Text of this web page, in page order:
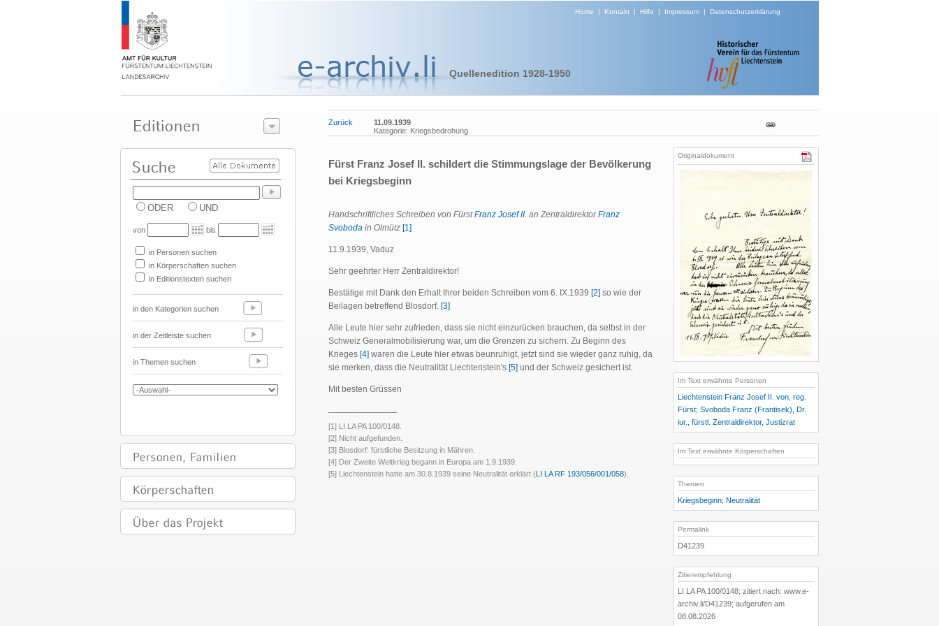
Home | Kontakt| Hilfe | Impressum| Datenschutzerklärung
Quellenedition 1928-1950
ODER UND
von bis
in Personen suchen
in Körperschaften suchen
in Editionstexten suchen
in den Kategorien suchen
in der Zeitleiste suchen
in Themen suchen
Zurück
11.09.1939
Kategorie: Kriegsbedrohung
Fürst Franz Josef II. schildert die Stimmungslage der Bevölkerung
bei Kriegsbeginn
Handschriftliches Schreiben von FürstFranz Josef II. an ZentraldirektorFranz
Svoboda in Olmütz [1]
11.9.1939, Vaduz
Sehr geehrter Herr Zentraldirektor!
Bestätige mit Dank den Erhalt Ihrer beiden Schreiben vom 6. IX.1939 [2] so wie der
Beilagen betreffend Blosdorf. [3]
Alle Leute hier sehr zufrieden, dass sie nicht einzurücken brauchen, da selbst in der
Schweiz Generalmobilisierung war, um die Grenzen zu sichern. Zu Beginn des
Krieges [4] waren die Leute hier etwas beunruhigt, jetzt sind sie wieder ganz ruhig, da
sie merken, dass die Neutralität Liechtenstein's [5] und der Schweiz gesichert ist.
Mit besten Grüssen
[1] LI LA PA 100/0148.
[2] Nicht aufgefunden.
[3] Blosdorf: fürstliche Besitzung in Mähren.
[4] Der Zweite Weltkrieg begann in Europa am 1.9.1939.
[5] Liechtenstein hatte am 30.8.1939 seine Neutralität erklärt (LI LA RF 193/056/001/058).
Originaldokument
Im Text erwähnte Personen
Liechtenstein Franz Josef II. von, reg.
Fürst; Svoboda Franz (Frantisek), Dr.
iur., fürstl. Zentraldirektor, Justizrat
Im Text erwähnte Körperschaften
Themen
Kriegsbeginn; Neutralität
Permalink
D41239
Zitierempfehlung
LI LA PA 100/0148; zitiert nach: www.e-
archiv.li/D41239; aufgerufen am
08.08.2026